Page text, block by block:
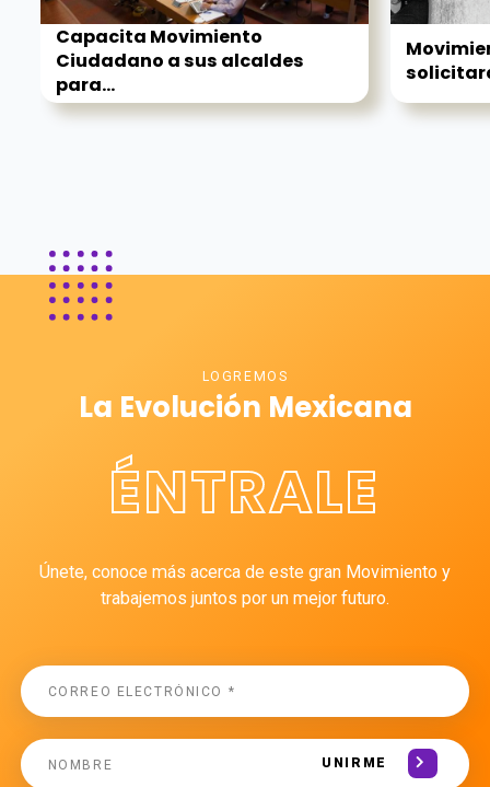
Capacita Movimiento
Ciudadano a sus alcaldes
para...
LOGREMOS
La Evolución Mexicana
ÉNTRALE
Únete, conoce más acerca de este gran Movimiento y
trabajemos juntos por un mejor futuro.
UNIRME